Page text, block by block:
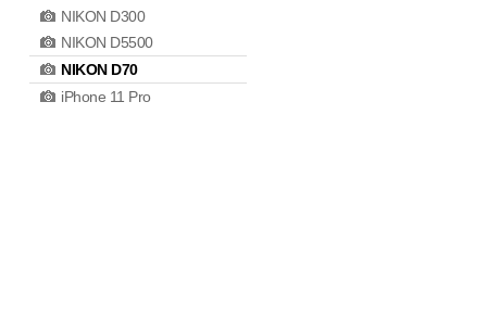
NIKON D300
NIKON D5500
NIKON D70
iPhone 11 Pro